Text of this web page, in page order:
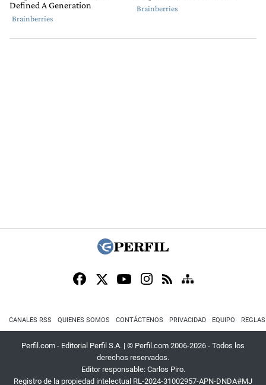
CANALES RSS QUIENES SOMOS CONTÁCTENOS PRIVACIDAD EQUIPO
Perfil.com - Editorial Perfil S.A. | © Perfil.com 2006-2026 - Todos los
derechos reservados.
Editor responsable: Carlos Piro.
Registro de la propiedad intelectual RL-2024-31002957-APN-DNDA#MJ